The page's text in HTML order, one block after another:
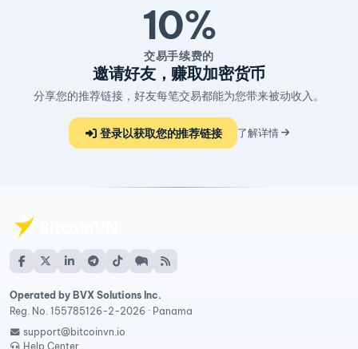
10%
交易手续费的
邀请好友，赚取加密货币
分享您的推荐链接，好友每笔交易都能为您带来被动收入。
登录以获取您的推荐链接 了解详情
Operated by BVX Solutions Inc.
Reg. No. 155785126-2-2026 · Panama
support@bitcoinvn.io
Help Center